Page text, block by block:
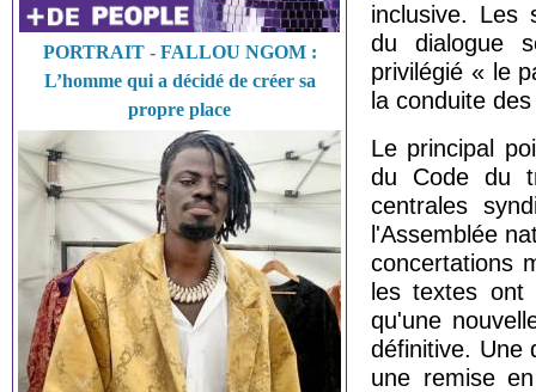
PORTRAIT - FALLOU NGOM :
L’homme qui a décidé de créer sa
propre place
inclusive. Les
du dialogue
privilégié « le
la conduite
Le principal
du Code du
centrales
l'Assemblée
concertations
les textes ont
qu'une
définitive. Une
une remise